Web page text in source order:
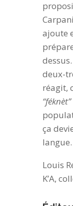
ajoute
deux-
réagit,
“féknèt”
ça
langue.
Louis
K’A,